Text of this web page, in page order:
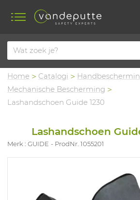
Home Catalogi
Mechanische Bescherming
Lashandschoen Guide 1230
Lashandschoen
Merk : GUIDE ProdNr. 1055201